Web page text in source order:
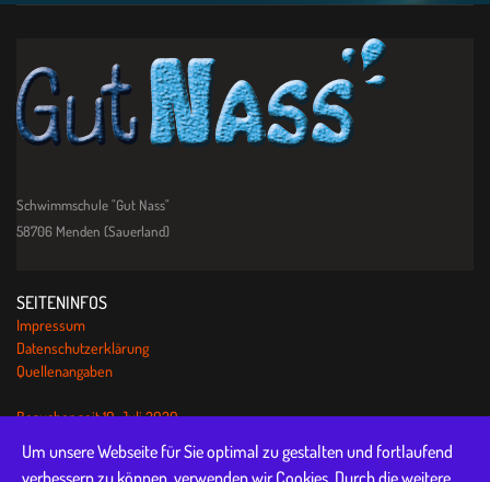
Schwimmschule "Gut Nass"
58706 Menden (Sauerland)
SEITENINFOS
Impressum
Datenschutzerklärung
Quellenangaben
Besucher seit 10. Juli 2020:
Aktuelles
Um unsere Webseite für Sie optimal zu gestalten und fortlaufend
verbessern zu können, verwenden wir Cookies. Durch die weitere